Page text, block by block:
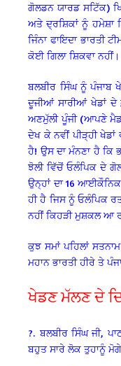
ਗੋਲਡਨ ਯਾਰਡ ਸਟਿੱਕ)
ਅਤੇ ਦ੍ਰਸ਼ਿਕਾਂ ਨੂੰ ਹਮੇਸ਼ਾ
ਜਿੰਨਾ ਫਾਇਦਾ ਭਾਰਤੀ
ਕੋਈ ਗਿਲਾ ਸ਼ਿਕਵਾ ਨਹੀਂ।
ਬਲਬੀਰ ਸਿੰਘ ਨੂੰ ਪੰਜਾਬ
ਦੂਜੀਆਂ ਸਾਰੀਆਂ ਖੇਡਾਂ ਦੇ
ਅਣਮੁੱਲੀ ਪੂੰਜੀ (ਆਪਣੇ
ਦੇਖ ਕੇ ਨਵੀਂ ਪੀੜ੍ਹੀ
ਹੈ! ਉਸ ਦਾ ਮੰਨਣਾ ਹੈ ਕਿ
ਝੋਲੀ ਵਿੱਚੋਂ ਓਲੰਪਿਕ ਦੇ
ਉਨ੍ਹਾਂ ਦਾ 16
ਹੀ ਹੈ ਜਿਸ ਨੂੰ ਓਲੰਪਿਕ
ਨਹੀਂ ਕਿਹੜੀ ਮੁਸ਼ਕਲ ਆ
ਕੁਝ ਸਮਾਂ ਪਹਿਲਾਂ
ਮਹਾਨ ਭਾਰਤੀ ਹੀਰੇ ਤੇ
ਖੇਡਣ ਮੱਲਣ ਦੇ
?. ਬਲਬੀਰ ਸਿੰਘ ਜੀ,
ਬਹੁਤ ਸਾਰੇ ਲੋਕ ਤੁਹਾਨੂੰ